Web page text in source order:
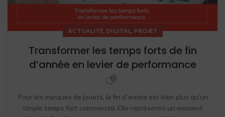
ACTUALITÉ, DIGITAL, PROJET
Transformer les temps forts de fin
d’année en levier de performance
Pour les marques de jouets, la fin d’année est bien plus qu’un
simple temps fort commercial. Elle représente un moment